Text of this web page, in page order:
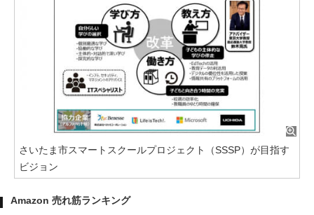
さいたま市スマートスクールプロジェクト（SSSP）が目指す
ビジョン
Amazon 売れ筋ランキング